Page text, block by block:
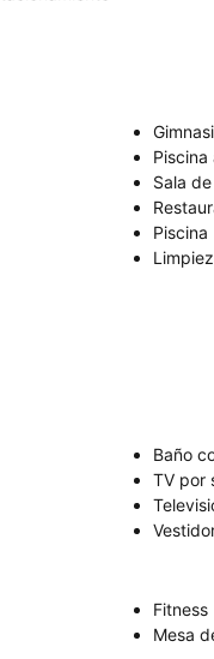
Piscina
Sala
Piscina
Baño
TV por
Fitness
Mesa